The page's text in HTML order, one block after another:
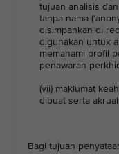
tujuan analisis
tanpa nama
disimpankan di
digunakan untuk
memahami profil
penawaran
(vii) maklumat
dibuat serta
Bagi tujuan